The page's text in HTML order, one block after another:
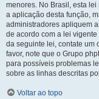
menores. No Brasil, esta
a aplicação desta função,
administradores apliquem
de acordo com a lei
da seguinte lei, contate um
favor, note que o Grupo
para possíveis problemas
sobre as linhas descritas
Voltar ao topo